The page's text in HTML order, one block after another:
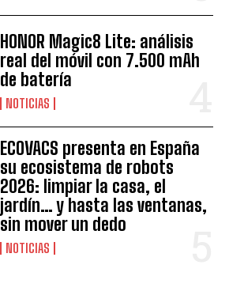
HONOR Magic8 Lite: análisis
real del móvil con 7.500 mAh
de batería
NOTICIAS
ECOVACS presenta en España
su ecosistema de robots
2026: limpiar la casa, el
jardín… y hasta las ventanas,
sin mover un dedo
NOTICIAS